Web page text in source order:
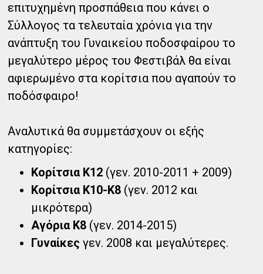
επιτυχημένη προσπάθεια που κάνει ο
Σύλλογος τα τελευταία χρόνια για την
ανάπτυξη του Γυναικείου ποδοσφαίρου το
μεγαλύτερο μέρος του Φεστιβάλ θα είναι
αφιερωμένο στα κορίτσια που αγαπούν το
ποδόσφαιρο!
Αναλυτικά θα συμμετάσχουν οι εξής
κατηγορίες:
Κορίτσια Κ12 (γεν. 2010-2011 + 2009)
Κορίτσια Κ10-Κ8 (γεν. 2012 και
μικρότερα)
Αγόρια Κ8 (γεν. 2014-2015)
Γυναίκες γεν. 2008 και μεγαλύτερες.